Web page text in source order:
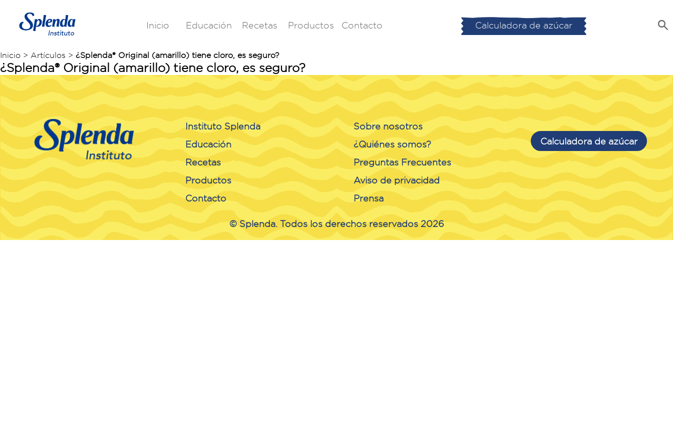
Inicio Educación Recetas Productos Contacto Calculadora de azúcar
Inicio > Artículos > ¿Splenda® Original (amarillo) tiene cloro, es seguro?
¿Splenda® Original (amarillo) tiene cloro, es seguro?
Instituto Splenda
Educación
Recetas
Productos
Contacto
Sobre nosotros
¿Quiénes somos?
Preguntas Frecuentes
Aviso de privacidad
Prensa
Calculadora de azúcar
© Splenda. Todos los derechos reservados 2026